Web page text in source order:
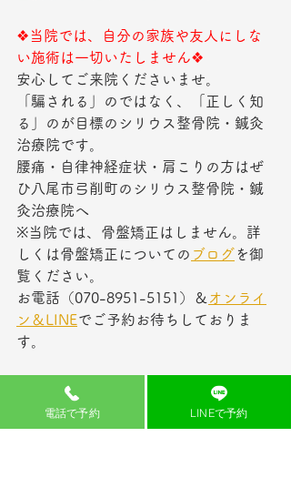
❖当院では、自分の家族や友人にしな
い施術は一切いたしません❖
安心してご来院くださいませ。
「騙される」のではなく、「正しく知
る」のが目標のシリウス整骨院・鍼灸
治療院です。
腰痛・自律神経症状・肩こりの方はぜ
ひ八尾市弓削町のシリウス整骨院・鍼
灸治療院へ
※当院では、骨盤矯正はしません。詳
しくは骨盤矯正についての ブログ を御
覧ください。
お電話（070-8951-5151）＆ オンライ
ン ＆ LINEでご予約お待ちしておりま
す。
電話で予約 LINEで予約